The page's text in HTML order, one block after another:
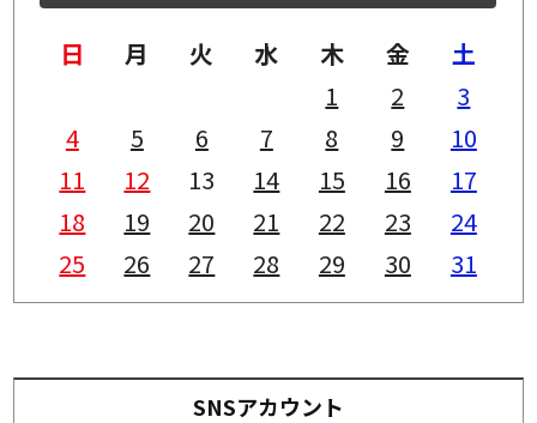
日 月 火 水 木 金
土
1
2
3
4
5 6 7 8 9
10
11
12 13 14 15 16
17
18
19 20 21 22 23
24
25
26 27 28 29 30 31
SNSアカウント